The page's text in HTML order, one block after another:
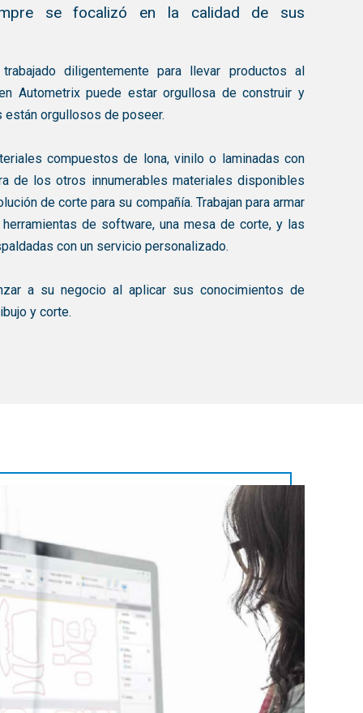
se focalizó en la calidad de sus
diligentemente para llevar productos al
Autometrix puede estar orgullosa de construir y
orgullosos de poseer.
compuestos de lona, vinilo o laminadas con
de los otros innumerables materiales disponibles
de corte para su compañía. Trabajan para armar
de software, una mesa de corte, y las
con un servicio personalizado.
a su negocio al aplicar sus conocimientos de
y corte.